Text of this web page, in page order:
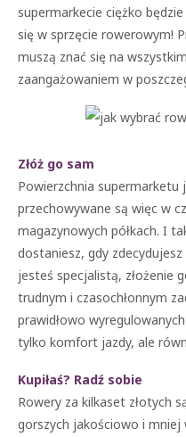
supermarkecie ciężko
się w sprzęcie rowerowym!
muszą znać się na
zaangażowaniem w
Złóż go sam
Powierzchnia supermarketu
przechowywane są więc w
magazynowych półkach. I
dostaniesz, gdy
jesteś specjalistą, złożenie
trudnym i czasochłonnym
prawidłowo
tylko komfort jazdy, ale
Kupiłaś? Radź sobie
Rowery za kilkaset złotych
gorszych jakościowo i mniej